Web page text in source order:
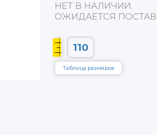
НЕТ В НАЛИЧИИ.
ОЖИДАЕТСЯ
110
Таблица размеров